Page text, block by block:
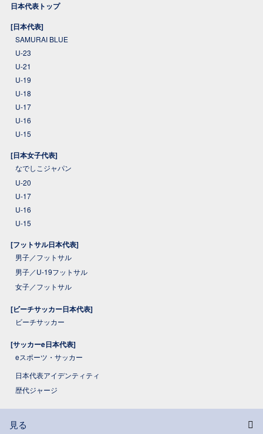
日本代表トップ
[日本代表]
SAMURAI BLUE
U-23
U-21
U-19
U-18
U-17
U-16
U-15
[日本女子代表]
なでしこジャパン
U-20
U-17
U-16
U-15
[フットサル日本代表]
男子／フットサル
男子／U-19フットサル
女子／フットサル
[ビーチサッカー日本代表]
ビーチサッカー
[サッカーe日本代表]
eスポーツ・サッカー
日本代表アイデンティティ
歴代ジャージ
見る